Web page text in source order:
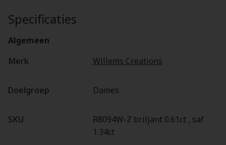
Specificaties
Algemeen
Merk
Willems Creations
Doelgroep Dames
SKU
R8094W-Z briljant 0.61ct , saf
1.34ct